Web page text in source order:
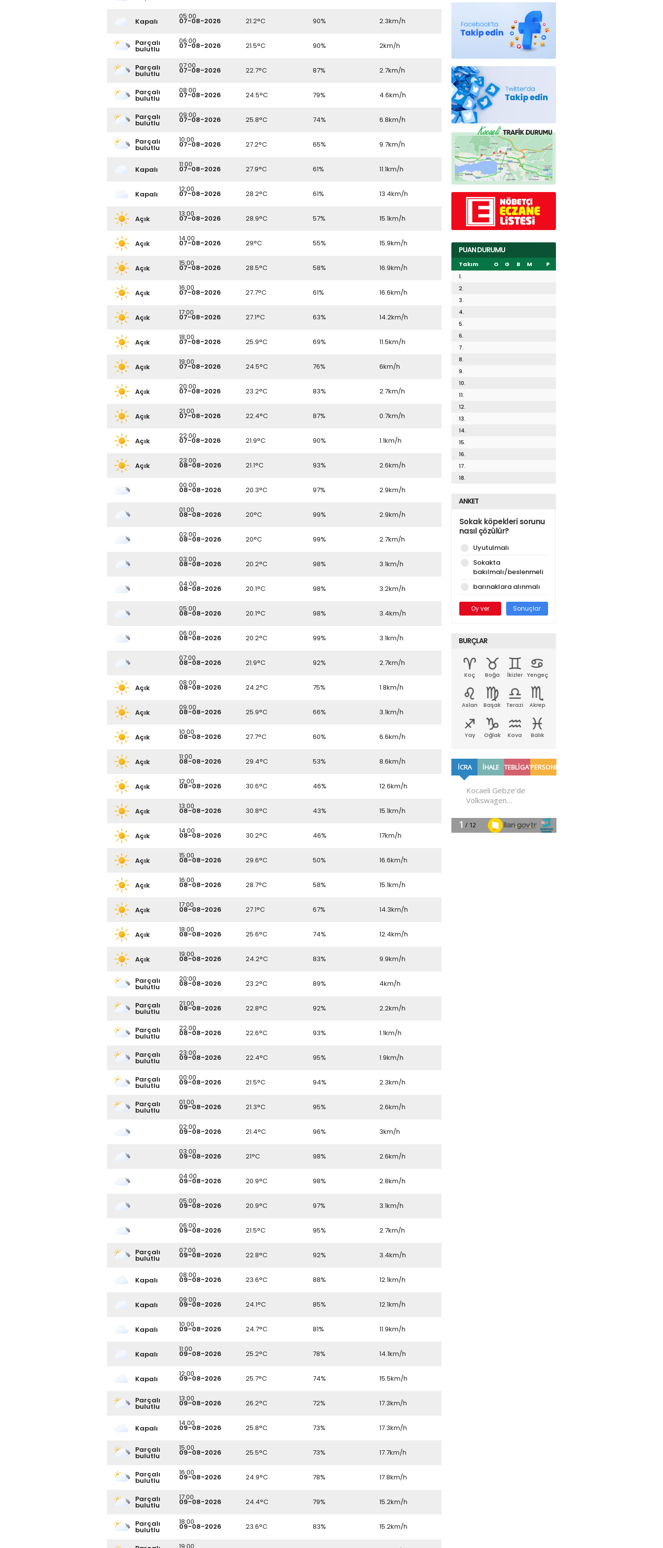
Kapalı
Parçalı
bulutlu
Parçalı
bulutlu
Parçalı
bulutlu
Parçalı
bulutlu
Parçalı
bulutlu
Kapalı
Kapalı
Açık
Açık
Açık
Açık
Açık
Açık
Açık
Açık
Açık
Açık
Açık
Açık
Açık
Açık
Açık
Açık
Açık
Açık
Açık
Açık
Açık
Açık
Açık
Parçalı
bulutlu
Parçalı
bulutlu
Parçalı
bulutlu
Parçalı
bulutlu
Parçalı
bulutlu
Parçalı
bulutlu
Parçalı
bulutlu
Kapalı
Kapalı
Kapalı
Kapalı
Kapalı
Parçalı
bulutlu
Kapalı
Parçalı
bulutlu
Parçalı
bulutlu
Parçalı
bulutlu
Parçalı
bulutlu
05:00
07-08-2026
06:00
07-08-2026
07:00
07-08-2026
08:00
07-08-2026
09:00
07-08-2026
10:00
07-08-2026
11:00
07-08-2026
12:00
07-08-2026
13:00
07-08-2026
14:00
07-08-2026
15:00
07-08-2026
16:00
07-08-2026
17:00
07-08-2026
18:00
07-08-2026
19:00
07-08-2026
20:00
07-08-2026
21:00
07-08-2026
22:00
07-08-2026
23:00
08-08-2026
00:00
08-08-2026
01:00
08-08-2026
02:00
08-08-2026
03:00
08-08-2026
04:00
08-08-2026
05:00
08-08-2026
06:00
08-08-2026
07:00
08-08-2026
08:00
08-08-2026
09:00
08-08-2026
10:00
08-08-2026
11:00
08-08-2026
12:00
08-08-2026
13:00
08-08-2026
14:00
08-08-2026
15:00
08-08-2026
16:00
08-08-2026
17:00
08-08-2026
18:00
08-08-2026
19:00
08-08-2026
20:00
08-08-2026
21:00
08-08-2026
22:00
08-08-2026
23:00
09-08-2026
00:00
09-08-2026
01:00
09-08-2026
02:00
09-08-2026
03:00
09-08-2026
04:00
09-08-2026
05:00
09-08-2026
06:00
09-08-2026
07:00
09-08-2026
08:00
09-08-2026
09:00
09-08-2026
10:00
09-08-2026
11:00
09-08-2026
12:00
09-08-2026
13:00
09-08-2026
14:00
09-08-2026
15:00
09-08-2026
16:00
09-08-2026
17:00
09-08-2026
18:00
09-08-2026
21.2°C
21.5°C
22.7°C
24.5°C
25.8°C
27.2°C
27.9°C
28.2°C
28.9°C
29°C
28.5°C
27.7°C
27.1°C
25.9°C
24.5°C
23.2°C
22.4°C
21.9°C
21.1°C
20.3°C
20°C
20°C
20.2°C
20.1°C
20.1°C
20.2°C
21.9°C
24.2°C
25.9°C
27.7°C
29.4°C
30.6°C
30.8°C
30.2°C
29.6°C
28.7°C
27.1°C
25.6°C
24.2°C
23.2°C
22.8°C
22.6°C
22.4°C
21.5°C
21.3°C
21.4°C
21°C
20.9°C
20.9°C
21.5°C
22.8°C
23.6°C
24.1°C
24.7°C
25.2°C
25.7°C
26.2°C
25.8°C
25.5°C
24.9°C
24.4°C
23.6°C
90%
90%
87%
79%
74%
65%
61%
61%
57%
55%
58%
61%
63%
69%
76%
83%
87%
90%
93%
97%
99%
99%
98%
98%
98%
99%
92%
75%
66%
60%
53%
46%
43%
46%
50%
58%
67%
74%
83%
89%
92%
93%
95%
94%
95%
96%
98%
98%
97%
95%
92%
88%
85%
81%
78%
74%
72%
73%
73%
78%
79%
83%
2.3km/h
2km/h
2.7km/h
4.6km/h
6.8km/h
9.7km/h
11.1km/h
13.4km/h
15.1km/h
15.9km/h
16.9km/h
16.6km/h
14.2km/h
11.5km/h
6km/h
2.7km/h
0.7km/h
1.1km/h
2.6km/h
2.9km/h
2.9km/h
2.7km/h
3.1km/h
3.2km/h
3.4km/h
3.1km/h
2.7km/h
1.8km/h
3.1km/h
6.6km/h
8.6km/h
12.6km/h
15.1km/h
17km/h
16.6km/h
15.1km/h
14.3km/h
12.4km/h
9.9km/h
4km/h
2.2km/h
1.1km/h
1.9km/h
2.3km/h
2.6km/h
3km/h
2.6km/h
2.8km/h
3.1km/h
2.7km/h
3.4km/h
12.1km/h
12.1km/h
11.9km/h
14.1km/h
15.5km/h
17.3km/h
17.3km/h
17.7km/h
17.8km/h
15.2km/h
15.2km/h
PUAN DURUMU
Takım O G B M
P
1.
2.
3.
4.
5.
6.
7.
8.
9.
10.
11.
12.
13.
14.
15.
16.
17.
18.
ANKET
Sokak köpekleri sorunu
nasıl çözülür?
Uyutulmalı
Sokakta
bakılmalı/beslenmeli
barınaklara alınmalı
Oy ver Sonuçlar
BURÇLAR
Koç Boğa İkizler Yengeç
Aslan Başak Terazi Akrep
Yay Oğlak Kova Balık
Yahya Kaptan Mahallesi Akkavaklar
Caddesi No:17/4 İzmit-KOCAELİ
kocaelisokak@gmail.com